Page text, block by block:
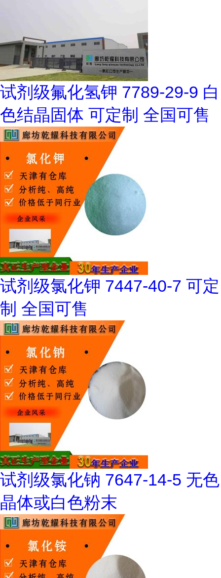
试剂级氟化氢钾 7789-29-9 白
色结晶固体 可定制 全国可售
试剂级氯化钾 7447-40-7 可定
制 全国可售
试剂级氯化钠 7647-14-5 无色
晶体或白色粉末